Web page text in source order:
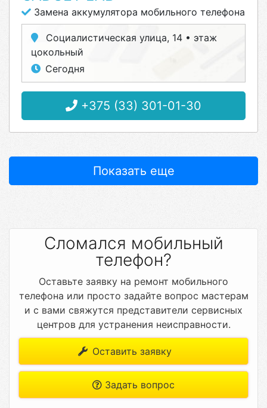
Замена аккумулятора мобильного телефона
Социалистическая улица, 14 • этаж
цокольный
Сегодня
+375 (33) 301-01-30
Показать еще
Сломался мобильный
телефон?
Оставьте заявку на ремонт мобильного
телефона или просто задайте вопрос мастерам
и с вами свяжутся представители сервисных
центров для устранения неисправности.
Оставить заявку
Задать вопрос